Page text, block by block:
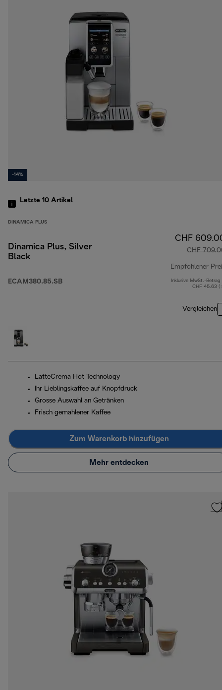
-14%
Letzte 10 Artikel
DINAMICA PLUS
Dinamica Plus, Silver
Black
ECAM380.85.SB
CHF
CHF
Empfohlener
Inklusive MwSt.-Betrag
CHF 45.63 (
Vergleichen
LatteCrema Hot Technology
Ihr Lieblingskaffee auf Knopfdruck
Grosse Auswahl an Getränken
Frisch gemahlener Kaffee
Zum Warenkorb hinzufügen
Mehr entdecken